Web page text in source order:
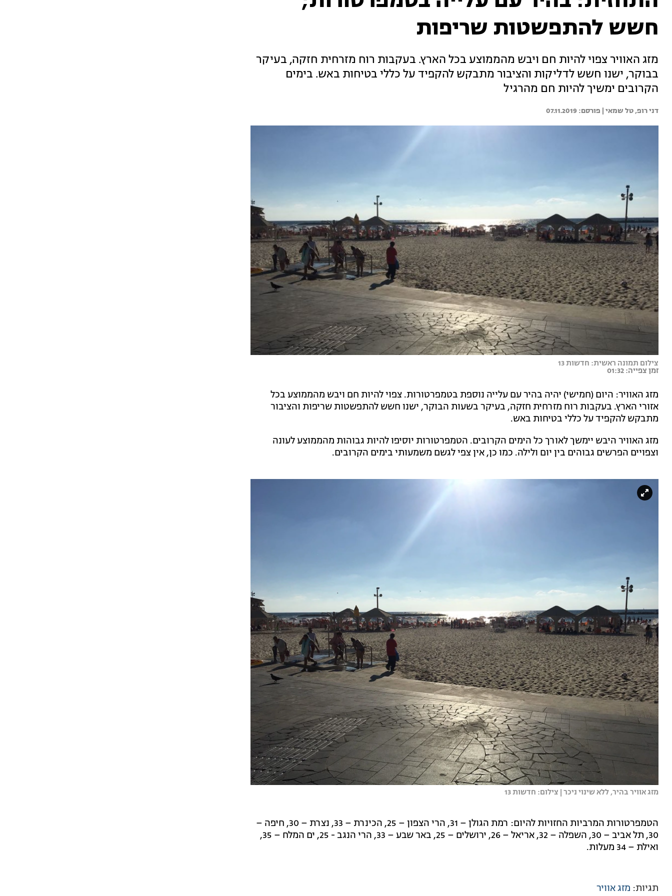
חשש להתפשטות שריפות
מזג האוויר צפוי להיות חם ויבש מהממוצע בכל הארץ. בעקבות רוח מזרחית חזקה, בעיקר
בבוקר, ישנו חשש לדליקות והציבור מתבקש להקפיד על כללי בטיחות באש. בימים
הקרובים ימשיך להיות חם מהרגיל
דני רופ, טל שמאי | 07.11.2019
צילום תמונה ראשית: חדשות 13
זמן צפייה: 01:32
מזג האוויר: היום (חמישי) יהיה בהיר עם עלייה נוספת בטמפרטורות. צפוי להיות חם ויבש מהממוצע בכל
אזורי הארץ. בעקבות רוח מזרחית חזקה, בעיקר בשעות הבוקר, ישנו חשש להתפשטות שריפות והציבור
מתבקש להקפיד על כללי בטיחות באש.
מזג האוויר היבש יימשך לאורך כל הימים הקרובים. הטמפרטורות יוסיפו להיות גבוהות מהממוצע לעונה
וצפויים הפרשים גבוהים בין יום ולילה. כמו כן, אין צפי לגשם משמעותי בימים הקרובים.
מזג אוויר בהיר, ללא שינוי ניכר | צילום: חדשות 13
הטמפרטורות המרביות החזויות להיום: רמת הגולן – 31, הרי הצפון – 25, הכינרת – 33, נצרת – 30, חיפה –
30, תל אביב – 30, השפלה – 32, אריאל – 26, ירושלים – 25, באר שבע – 33, הרי הנגב - 25, ים המלח – 35,
ואילת – 34 מעלות.
תגיות: מזג אוויר